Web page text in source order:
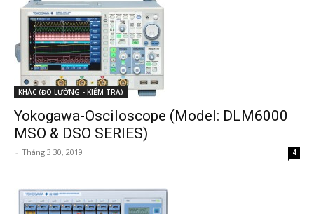
KHÁC (ĐO LƯỜNG - KIỂM TRA)
Yokogawa-Osciloscope (Model: DLM6000
MSO & DSO SERIES)
- Tháng 3 30, 2019 4